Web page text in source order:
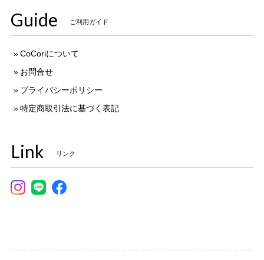
Guide ご利用ガイド
CoCoriについて
お問合せ
プライバシーポリシー
特定商取引法に基づく表記
Link リンク